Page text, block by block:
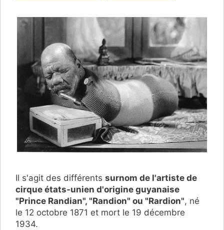
Il s'agit des différents surnom de l'artiste de
cirque états-unien d'origine guyanaise
"Prince Randian", "Randion" ou "Rardion", né
le 12 octobre 1871 et mort le 19 décembre
1934.